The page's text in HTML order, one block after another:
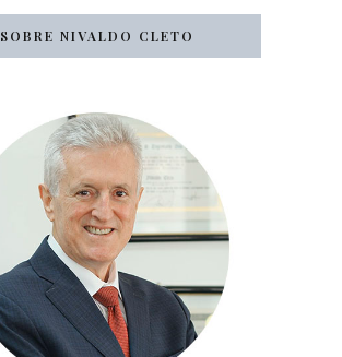
SOBRE NIVALDO CLETO